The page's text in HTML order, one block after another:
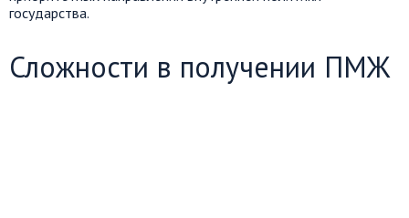
государства.
Сложности в получении ПМЖ